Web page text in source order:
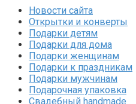
Новости сайта
Открытки и конверты
Подарки детям
Подарки для дома
Подарки женщинам
Подарки к праздникам
Подарки мужчинам
Подарочная упаковка
Свадебный handmade